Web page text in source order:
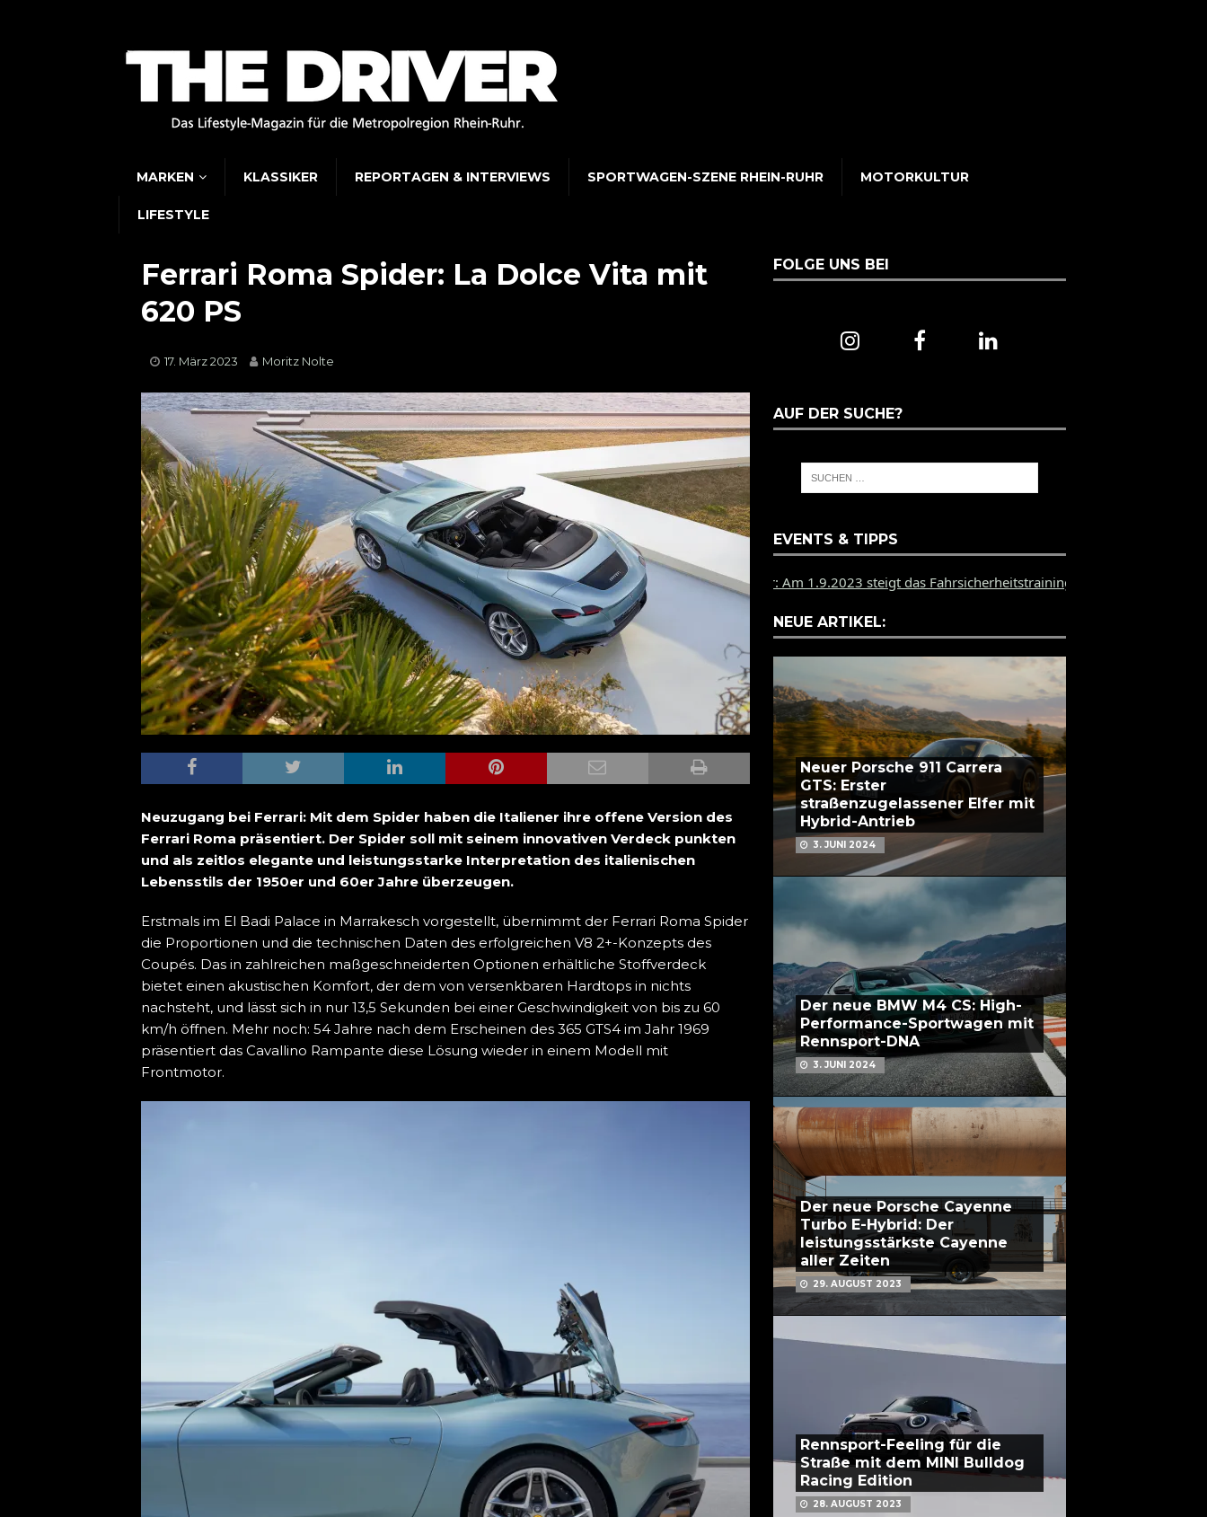
MARKEN KLASSIKER REPORTAGEN & INTERVIEWS SPORTWAGEN-SZENE RHEIN-RUHR MOTORKULTUR
LIFESTYLE
Ferrari Roma Spider: La Dolce Vita mit
620 PS
17. März 2023 Moritz Nolte
Neuzugang bei Ferrari: Mit dem Spider haben die Italiener ihre offene Version des
Ferrari Roma präsentiert. Der Spider soll mit seinem innovativen Verdeck punkten
und als zeitlos elegante und leistungsstarke Interpretation des italienischen
Lebensstils der 1950er und 60er Jahre überzeugen.
Erstmals im El Badi Palace in Marrakesch vorgestellt, übernimmt der Ferrari Roma Spider
die Proportionen und die technischen Daten des erfolgreichen V8 2+-Konzepts des
Coupés. Das in zahlreichen maßgeschneiderten Optionen erhältliche Stoffverdeck
bietet einen akustischen Komfort, der dem von versenkbaren Hardtops in nichts
nachsteht, und lässt sich in nur 13,5 Sekunden bei einer Geschwindigkeit von bis zu 60
km/h öffnen. Mehr noch: 54 Jahre nach dem Erscheinen des 365 GTS4 im Jahr 1969
präsentiert das Cavallino Rampante diese Lösung wieder in einem Modell mit
Frontmotor.
FOLGE UNS BEI
AUF DER SUCHE?
EVENTS & TIPPS
PZ Münster: Am 1.9.2023 steigt das Fahrsicherheitstraining des PZ Münster auf dem Bilster
NEUE ARTIKEL:
Neuer Porsche 911 Carrera
GTS: Erster
straßenzugelassener Elfer mit
Hybrid-Antrieb
3. JUNI 2024
Der neue BMW M4 CS: High-
Performance-Sportwagen mit
Rennsport-DNA
3. JUNI 2024
Der neue Porsche Cayenne
Turbo E-Hybrid: Der
leistungsstärkste Cayenne
aller Zeiten
29. AUGUST 2023
Rennsport-Feeling für die
Straße mit dem MINI Bulldog
Racing Edition
28. AUGUST 2023